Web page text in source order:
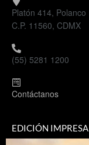
Platón 414, Polanco
C.P. 11560, CDMX
(55) 5281 1200
Contáctanos
EDICIÓN IMPRESA